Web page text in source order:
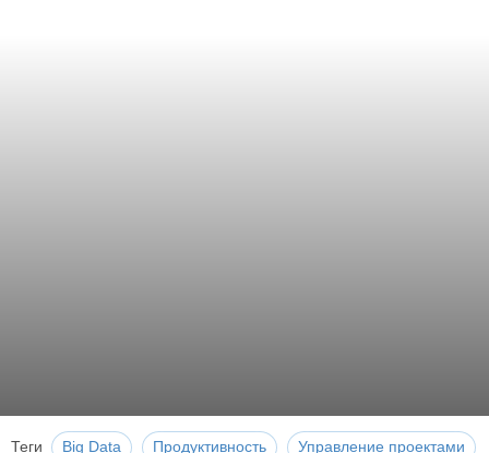
Теги Big Data Продуктивность Управление проектами